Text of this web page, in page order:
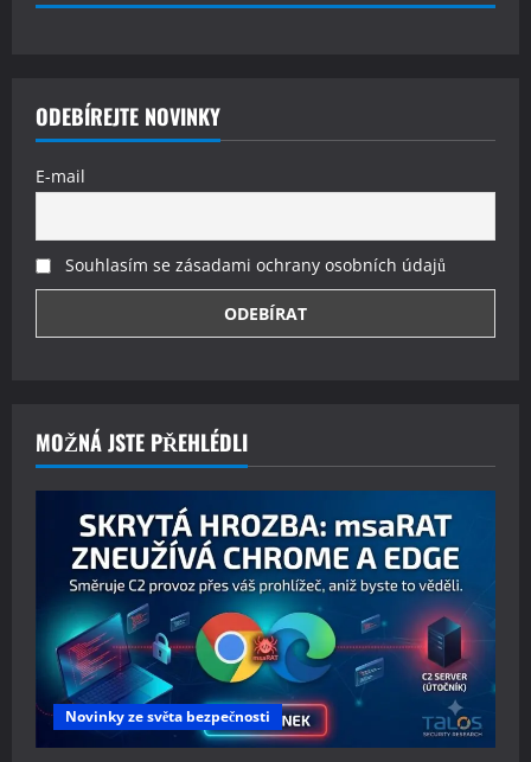
ODEBÍREJTE NOVINKY
E-mail
Souhlasím se zásadami ochrany osobních údajů
MOŽNÁ JSTE PŘEHLÉDLI
Novinky ze světa bezpečnosti